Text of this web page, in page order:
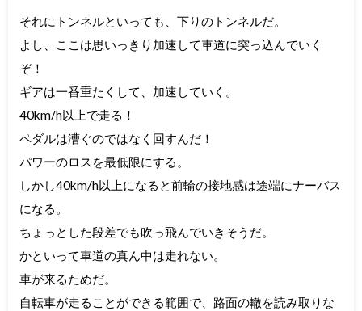
それにトンネルといっても、下りのトンネルだ。
よし、ここは思いっきり加速して車道に突っ込んでいく
ぞ！
ギアは一番重たくして、加速していく。
40km/h以上で走る！
ペダルは漕ぐのではなく回すんだ！
パワーのロスを最低限にする。
しかし40km/h以上になると前輪の接地感は途端にナーバス
になる。
ちょっとした段差でも吹っ飛んでいきそうだ。
かといって車道の真ん中は走れない。
車が来るためだ。
自転車が走ることができる範囲で、路面の轍を読み取りな